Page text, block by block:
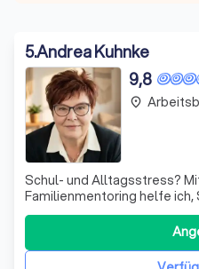
5.Andrea Kuhnke
9,8
Schul- und Alltagsstress?
Familienmentoring helfe
Familienalltag zu
Herausforderungen
place